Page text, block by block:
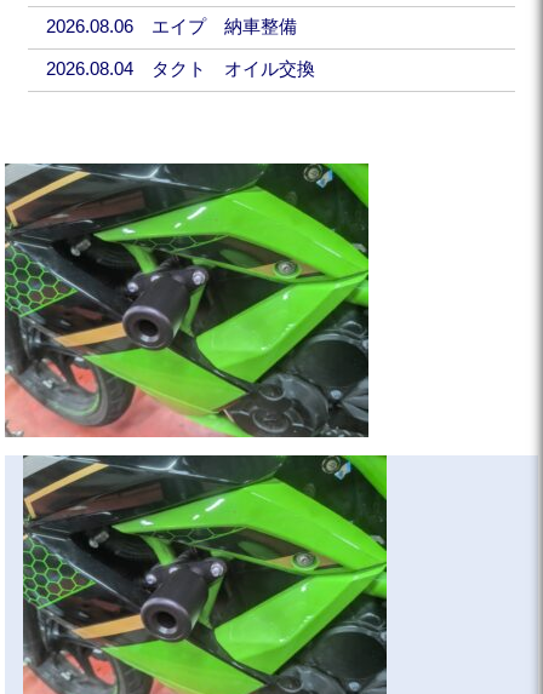
2026.08.06 エイプ 納車整備
2026.08.04 タクト オイル交換